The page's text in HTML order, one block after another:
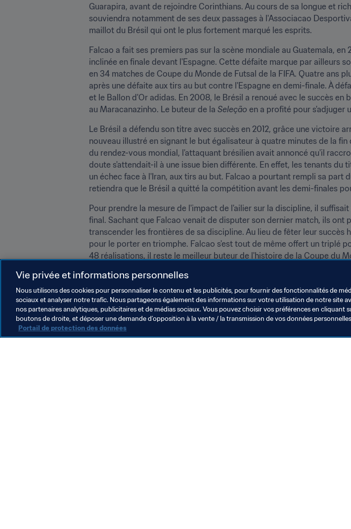
Guarapira, avant de rejoindre Corinthians. Au cours de sa longue et
souviendra notamment de ses deux passages à l'Associacao
maillot du Brésil qui ont le plus fortement marqué les esprits.
Falcao a fait ses premiers pas sur la scène mondiale au Guatemala,
inclinée en finale devant l'Espagne. Cette défaite marque par ailleurs
en 34 matches de Coupe du Monde de Futsal de la FIFA. Quatre ans
après une défaite aux tirs au but contre l'Espagne en demi-finale. À
et le Ballon d'Or adidas. En 2008, le Brésil a renoué avec le succès
au Maracanazinho. Le buteur de la Seleção en a profité pour s'adjuger
Le Brésil a défendu son titre avec succès en 2012, grâce une victoire
nouveau illustré en signant le but égalisateur à quatre minutes de la
du rendez-vous mondial, l'attaquant brésilien avait annoncé qu'il
doute s'attendait-il à une issue bien différente. En effet, les tenants
un échec face à l'Iran, aux tirs au but. Falcao a pourtant rempli sa
retiendra que le Brésil a quitté la compétition avant les demi-finales
Pour prendre la mesure de l'impact de l'ailier sur la discipline, il
final. Sachant que Falcao venait de disputer son dernier match, ils ont
transcender les frontières de sa discipline. Au lieu de fêter leur
pour le porter en triomphe. Falcao s'est tout de même offert un triplé
48 réalisations, il reste le meilleur buteur de l'histoire de la Coupe du
En hommage à sa remarquable contribution au développement du
Prix de la FIFA pour une Carrière Exceptionnelle lors des The Best
Vie privée et informations personnelles
Nous utilisons des cookies pour personnaliser le contenu et les publicités, pour fournir des fonctionnalités de
sociaux et analyser notre trafic. Nous partageons également des informations sur votre utilisation de notre site
nos partenaires analytiques, publicitaires et de médias sociaux. Vous pouvez choisir vos préférences en cliquant
boutons de droite, et déposer une demande d’opposition à la vente / la transmission de vos données
Portail de protection des données